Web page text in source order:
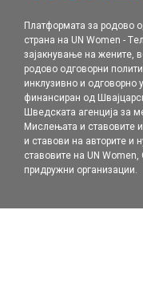
Платформата за родово
страна на UN Women -
зајакнување на жените,
родовo одговорни
инклузивно и одговорно
финансиран од
Шведската агенција за
Мислењата и ставовите
и ставови на авторите и
ставовите на UN
придружни организации.